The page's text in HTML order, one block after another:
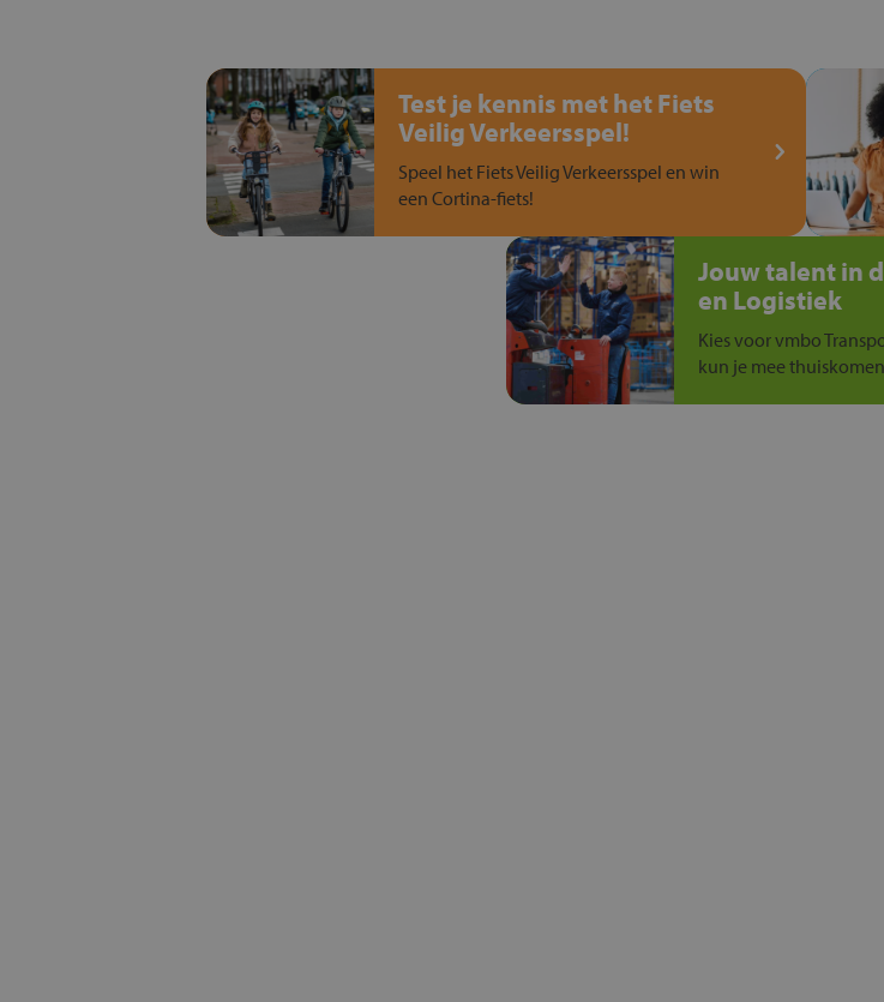
Test je kennis met het Fiets
Veilig Verkeersspel!
Speel het Fiets Veilig Verkeersspel en win
een Cortina-fiets!
Jouw talent in
en Logistiek
Kies voor vmbo
kun je mee